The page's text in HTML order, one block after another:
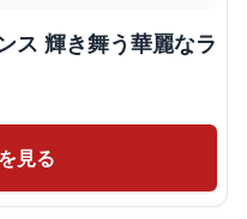
ス 輝き舞う華麗なラ
見る